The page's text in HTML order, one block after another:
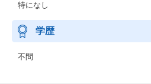
特になし
学歴
不問